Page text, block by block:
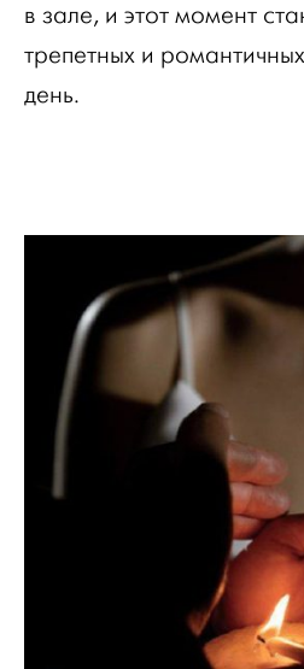
в зале, и этот момент
трепетных и
день.